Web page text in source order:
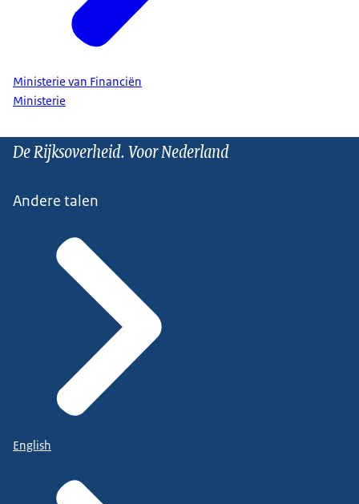
Ministerie van Financiën
Ministerie
De Rijksoverheid. Voor Nederland
Andere talen
English